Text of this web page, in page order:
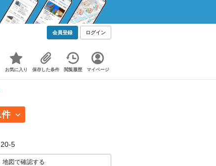
会員登録 ログイン
お気に入り 保存した条件 閲覧履歴 マイページ
5
地図で確認する